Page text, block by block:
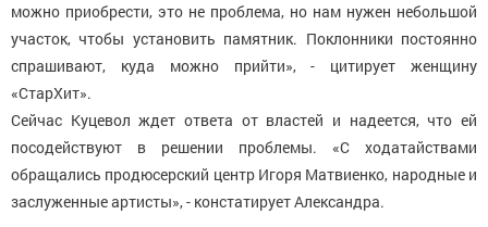
можно приобрести, это не проблема, но нам нужен небольшой
участок, чтобы установить памятник. Поклонники постоянно
спрашивают, куда можно прийти», - цитирует женщину
«СтарХит».
Сейчас Куцевол ждет ответа от властей и надеется, что ей
посодействуют в решении проблемы. «С ходатайствами
обращались продюсерский центр Игоря Матвиенко, народные и
заслуженные артисты», - констатирует Александра.